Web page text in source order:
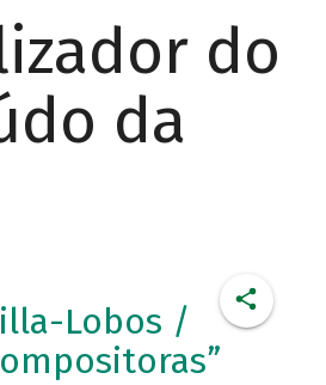
do
da
Lobos /